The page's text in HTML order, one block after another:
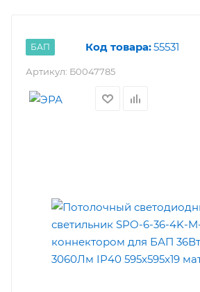
БАП Код товара:55531
Артикул: Б0047785